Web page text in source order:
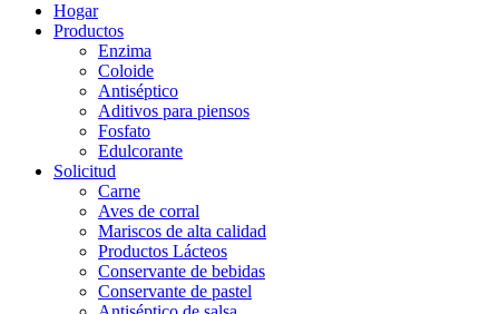
Hogar
Productos
Enzima
Coloide
Antiséptico
Aditivos para piensos
Fosfato
Edulcorante
Solicitud
Carne
Aves de corral
Mariscos de alta calidad
Productos Lácteos
Conservante de bebidas
Conservante de pastel